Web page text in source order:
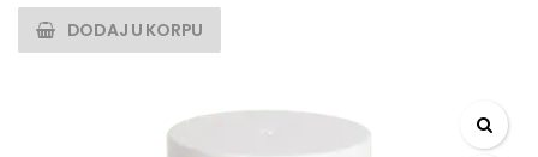
DODAJ U KORPU